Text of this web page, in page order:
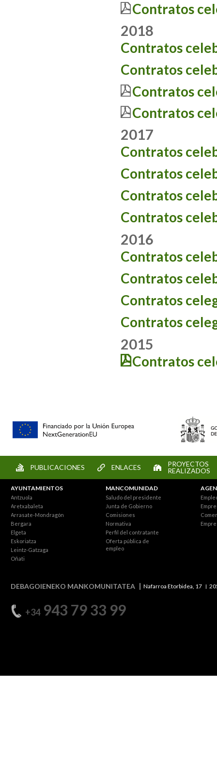
Contratos
2018
Contratos
Contratos
Contratos
Contratos
2017
Contratos
Contratos
Contratos
Contratos
2016
Contratos
Contratos
Contratos
Contratos
2015
Contratos
PUBLICACIONES ENLACES
PROYECTOS
REALIZADOS
AYUNTAMIENTOS
Antzuola
Aretxabaleta
Arrasate-Mondragón
Bergara
Elgeta
Eskoriatza
Leintz-Gatzaga
Oñati
MANCOMUNIDAD
Saludo del presidente
Junta de Gobierno
Comisiones
Normativa
Perfil del contratante
Oferta pública de
empleo
DEBAGOIENEKO MANKOMUNITATEA Nafarroa Etorbidea, 17
+34943 79 33 99